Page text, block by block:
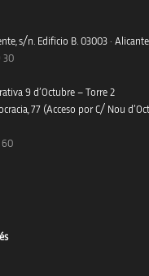
s/n. Edificio B. 03003 · Alicante
30
9 d’Octubre – Torre 2
77 (Acceso por C/ Nou
60